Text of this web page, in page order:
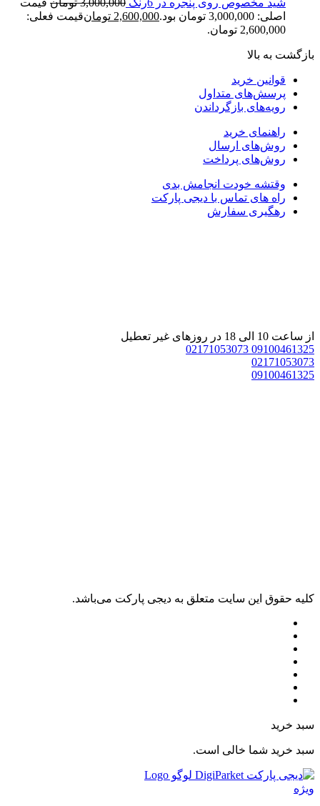
اصلی: 3,000,000 تومان بود.
2,600,000 تومانقیمت فعلی:
2,600,000 تومان.
به بالا
قوانین خرید
پرسش‌های متداول
رویه‌های بازگرداندن
راهنمای خرید
روش‌های ارسال
روش‌های پرداخت
وقتشه خودت انجامش بدی
راه های تماس با دیجی پارکت
رهگیری سفارش
ساعت 10 الی 18 در روزهای غیر تعطیل
02171053073
حقوق اين سايت متعلق به دیجی پارکت می‌باشد.
خرید
خرید شما خالی است.